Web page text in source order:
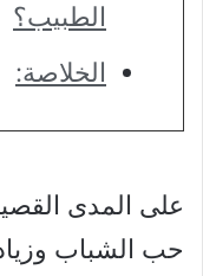
الطبيب؟
الخلاصة:
على المدى
حب الشباب